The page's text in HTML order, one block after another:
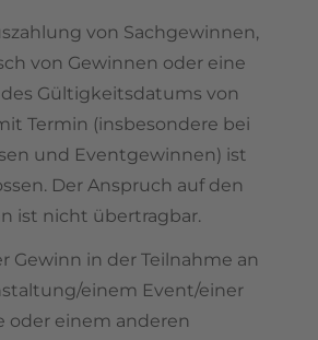
von Sachgewinnen,
von Gewinnen oder eine
Gültigkeitsdatums von
Termin (insbesondere bei
und Eventgewinnen) ist
Der Anspruch auf den
ist nicht übertragbar.
Gewinn in der Teilnahme an
einem Event/einer
oder einem anderen